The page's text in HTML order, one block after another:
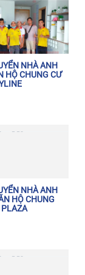
NHÀ ANH
HỘ CHUNG CƯ
NHÀ ANH
HỘ CHUNG